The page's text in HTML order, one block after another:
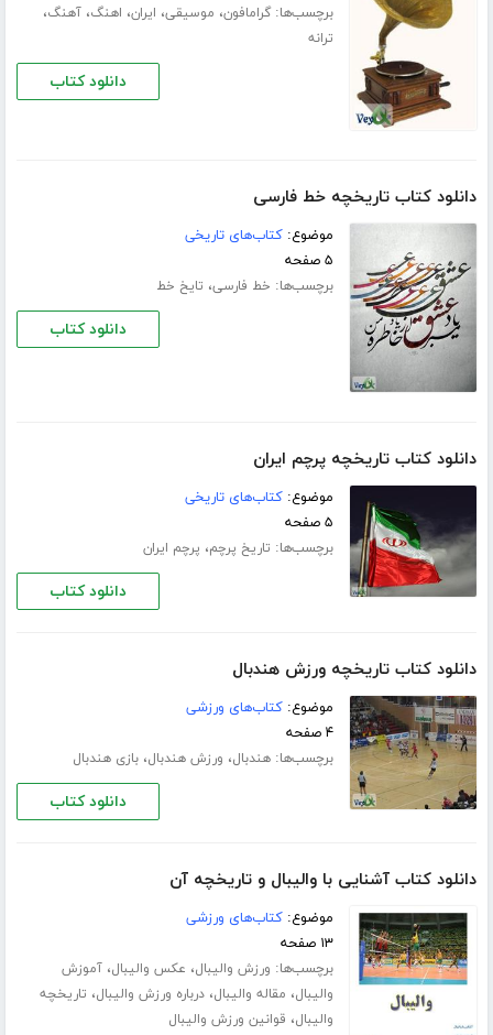
برچسب‌ها:گرامافون، موسیقی، ایران، اهنگ،آهنگ،
ترانه
دانلود کتاب
دانلود کتاب تاریخچه خط فارسی
موضوع:کتاب‌های تاریخی
۵ صفحه
برچسب‌ها: خط فارسی، تایخ خط
دانلود کتاب
دانلود کتاب تاریخچه پرچم ایران
موضوع:کتاب‌های تاریخی
۵ صفحه
برچسب‌ها: تاریخ پرچم، پرچم ایران
دانلود کتاب
دانلود کتاب تاریخچه ورزش هندبال
موضوع:کتاب‌های ورزشی
۴ صفحه
برچسب‌ها:هندبال، ورزش هندبال،بازی هندبال
دانلود کتاب
دانلود کتاب آشنایی با والیبال و تاریخچه آن
موضوع:کتاب‌های ورزشی
۱۳ صفحه
برچسب‌ها: ورزش والیبال، عکس والیبال،آموزش
والیبال، مقاله والیبال،درباره ورزش والیبال، تاریخچه
والیبال، قوانین ورزش والیبال